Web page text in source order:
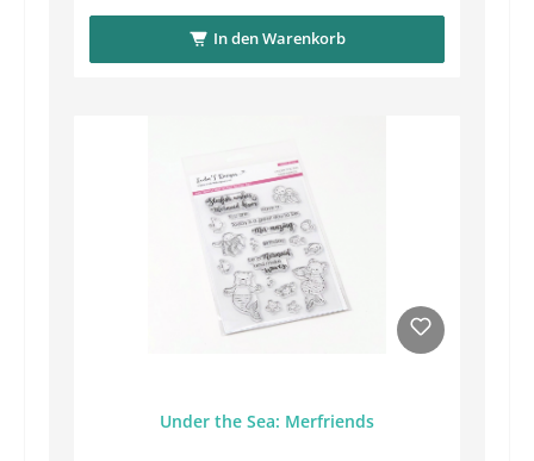
In den Warenkorb
Under the Sea: Merfriends